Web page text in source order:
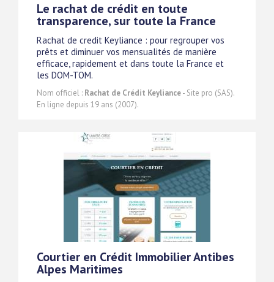
Le rachat de crédit en toute
transparence, sur toute la France
Rachat de credit Keyliance : pour regrouper vos
prêts et diminuer vos mensualités de manière
efficace, rapidement et dans toute la France et
les DOM-TOM.
Nom officiel : Rachat de Crédit Keyliance- Site pro (SAS).
En ligne depuis 19 ans (2007).
Courtier en Crédit Immobilier Antibes
Alpes Maritimes